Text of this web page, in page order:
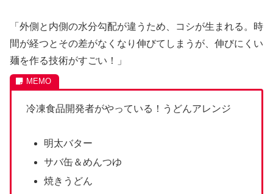
「外側と内側の水分勾配が違うため、コシが生まれる。時
間が経つとその差がなくなり伸びてしまうが、伸びにくい
麺を作る技術がすごい！」
冷凍食品開発者がやっている！うどんアレンジ
明太バター
サバ缶＆めんつゆ
焼きうどん